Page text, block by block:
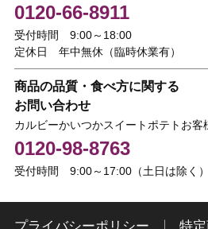
0120-66-8911
受付時間 9:00～18:00
定休日 年中無休（臨時休業有）
商品の品質・食べ方に関する
お問い合わせ
カルビーかいつかスイートポテトお客
0120-98-8763
受付時間 9:00～17:00（土日は除く）
プライバシーポリシー 特